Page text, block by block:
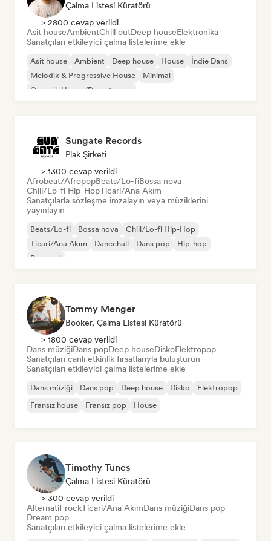
Çalma Listesi Küratörü
> 2800 cevap verildi
Asit houseAmbientChill outDeep houseElektronika
Sanatçıları etkileyici çalma listelerime ekle
Asit house Ambient Deep house House
İndie Dans
Melodik & Progressive House
Minimal
Organik House/Downtempo
Sungate Records
Plak Şirketi
> 1300 cevap verildi
Afrobeat/AfropopBeats/Lo-fiBossa nova
Chill/Lo-fi Hip-HopTicari/Ana Akım
Sanatçılarla sözleşme imzalayın veya müziklerini
yayınlayın
Beats/Lo-fi Bossa nova
Chill/Lo-fi Hip-Hop
Ticari/Ana Akım
Dancehall Dans pop
Hip-hop
Pop soul
Tommy Menger
Booker, Çalma Listesi Küratörü
> 1800 cevap verildi
Dans müziğiDans popDeep houseDiskoElektropop
Sanatçıları canlı etkinlik fırsatlarıyla buluşturun
Sanatçıları etkileyici çalma listelerime ekle
Dans müziği Dans pop Deep house Disko
Elektropop
Fransız house
Fransız pop House
Timothy Tunes
Çalma Listesi Küratörü
> 300 cevap verildi
Alternatif rockTicari/Ana AkımDans müziğiDans pop
Dream pop
Sanatçıları etkileyici çalma listelerime ekle